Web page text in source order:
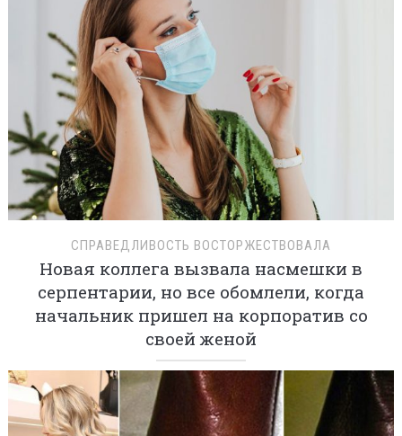
СПРАВЕДЛИВОСТЬ ВОСТОРЖЕСТВОВАЛА
Новая коллега вызвала насмешки в
серпентарии, но все обомлели, когда
начальник пришел на корпоратив со
своей женой